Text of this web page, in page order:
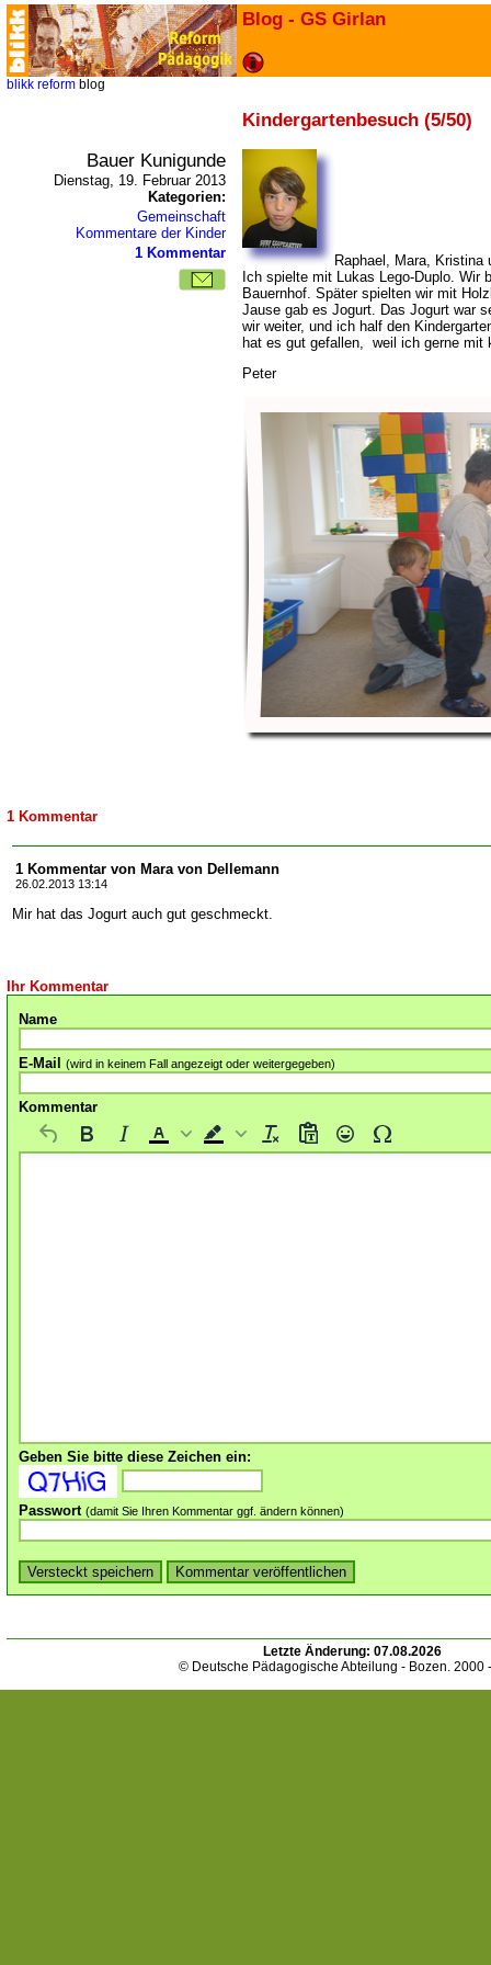
Blog - GS Girlan
blikk reform blog
Kindergartenbesuch (5/50)
Bauer Kunigunde
Dienstag, 19. Februar 2013
Kategorien:
Gemeinschaft
Kommentare der Kinder
1 Kommentar
Raphael, Mara, Kristina
Ich spielte mit Lukas Lego-Duplo. Wir
Bauernhof. Später spielten wir mit
Jause gab es Jogurt. Das Jogurt war
wir weiter, und ich half den
hat es gut gefallen, weil ich gerne mit
Peter
1 Kommentar
1 Kommentar von Mara von Dellemann
26.02.2013 13:14
Mir hat das Jogurt auch gut geschmeckt.
Ihr Kommentar
Name
E-Mail (wird in keinem Fall angezeigt oder weitergegeben)
Kommentar
Geben Sie bitte diese Zeichen ein:
Passwort (damit Sie Ihren Kommentar ggf. ändern können)
Letzte Änderung: 07.08.2026
© Deutsche Pädagogische Abteilung - Bozen. 2000